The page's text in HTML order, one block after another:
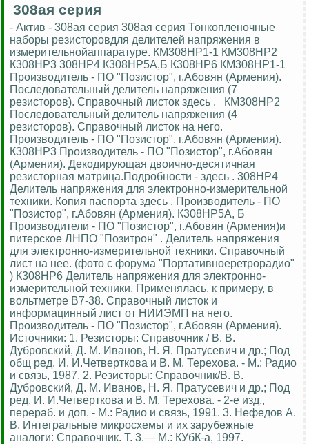
308ая серия
- Актив - 308ая серия 308ая серия Тонкопленочные
наборы резисторовдля делителей напряжения в
измерительнойаппаратуре. КМ308НР1-1 КМ308НР2
К308НР3 308НР4 К308НР5А,Б К308НР6 КМ308НР1-1
Производитель - ПО "Позистор", г.Абовян (Армения).
Последовательный делитель напряжения (7
резисторов). Справочный листок здесь . КМ308НР2
Последовательный делитель напряжения (4
резисторов). Справочный листок на него.
Производитель - ПО "Позистор", г.Абовян (Армения).
К308НР3 Производитель - ПО "Позистор", г.Абовян
(Армения). Декодирующая двоично-десятичная
резисторная матрица.Подробности - здесь . 308НР4
Делитель напряжения для электронно-измерительной
техники. Копия паспорта здесь . Производитель - ПО
"Позистор", г.Абовян (Армения). К308НР5А, Б
Производители - ПО "Позистор", г.Абовян (Армения)и
питерское ЛНПО "Позитрон" . Делитель напряжения
для электронно-измерительной техники. Справочный
лист на нее. (фото с форума "Портативноеретрорадио"
) К308НР6 Делитель напряжения для электронно-
измерительной техники. Применялась, к примеру, в
вольтметре В7-38. Справочный листок и
информацинный лист от НИИЭМП на него.
Производитель - ПО "Позистор", г.Абовян (Армения).
Источники: 1. Резисторы: Справочник / В. В.
Дубровский, Д. М. Иванов, Н. Я. Пратусевич и др.; Под
общ ред. И. И.Четверткова и В. М. Терехова. - М.: Радио
и связь, 1987. 2. Резисторы: Справочник/В. В.
Дубровский, Д. М. Иванов, Н. Я. Пратусевич и др.; Под
ред. И. И.Четверткова и В. М. Терехова. - 2-е изд.,
перераб. и доп. - М.: Радио и связь, 1991. 3. Нефедов А.
В. Интегральные микросхемы и их зарубежные
аналоги: Справочник. Т. 3.— М.: КУбК-а, 1997.